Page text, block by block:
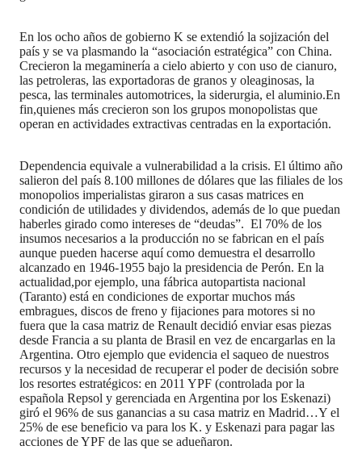
En los ocho años de gobierno K se extendió la sojización del
país y se va plasmando la “asociación estratégica” con China.
Crecieron la megaminería a cielo abierto y con uso de cianuro,
las petroleras, las exportadoras de granos y oleaginosas, la
pesca, las terminales automotrices, la siderurgia, el aluminio.En
fin,quienes más crecieron son los grupos monopolistas que
operan en actividades extractivas centradas en la exportación.
Dependencia equivale a vulnerabilidad a la crisis. El último año
salieron del país 8.100 millones de dólares que las filiales de los
monopolios imperialistas giraron a sus casas matrices en
condición de utilidades y dividendos, además de lo que puedan
haberles girado como intereses de “deudas”. El 70% de los
insumos necesarios a la producción no se fabrican en el país
aunque pueden hacerse aquí como demuestra el desarrollo
alcanzado en 1946-1955 bajo la presidencia de Perón. En la
actualidad,por ejemplo, una fábrica autopartista nacional
(Taranto) está en condiciones de exportar muchos más
embragues, discos de freno y fijaciones para motores si no
fuera que la casa matriz de Renault decidió enviar esas piezas
desde Francia a su planta de Brasil en vez de encargarlas en la
Argentina. Otro ejemplo que evidencia el saqueo de nuestros
recursos y la necesidad de recuperar el poder de decisión sobre
los resortes estratégicos: en 2011 YPF (controlada por la
española Repsol y gerenciada en Argentina por los Eskenazi)
giró el 96% de sus ganancias a su casa matriz en Madrid…Y el
25% de ese beneficio va para los K. y Eskenazi para pagar las
acciones de YPF de las que se adueñaron.